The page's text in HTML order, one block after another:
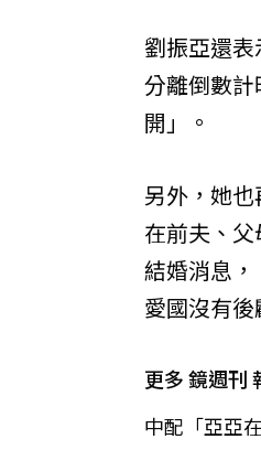
劉振亞還
分離倒數
開」。
另外，她
在前夫、
結婚消息
愛國沒有後
更多 鏡週刊
中配「亞亞